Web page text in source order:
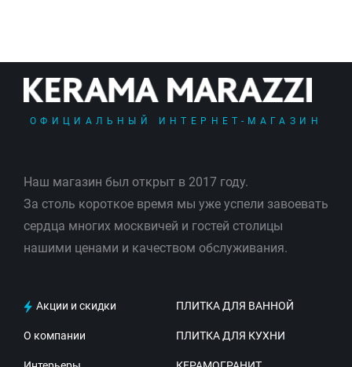
ОФИЦИАЛЬНЫЙ ИНТЕРНЕТ-МАГАЗИН
Наш магазин был открыт в 2017 году.
За столь короткое время мы уже успели завоевать
сердца многих москвичей и гостей столицы
нашими ценами и качеством обслуживания.
Акции и скидки
О компании
ПЛИТКА ДЛЯ ВАННОЙ
ПЛИТКА ДЛЯ КУХНИ